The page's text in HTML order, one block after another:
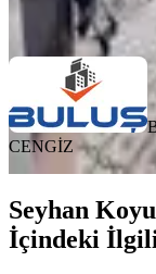
CENGİZ
Seyhan
İçindeki